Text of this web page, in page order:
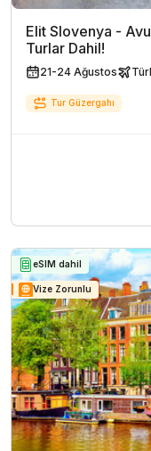
Elit Slovenya -
Turlar Dahil!
21-24 Ağustos
Tur Güzergahı
eSIM dahil
Vize Zorunlu